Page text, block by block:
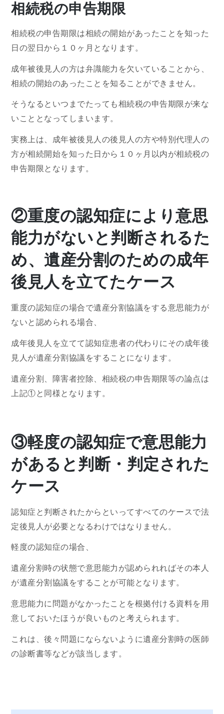
相続税の申告期限
相続税の申告期限は相続の開始があったことを知った
日の翌日から１０ヶ月となります。
成年被後見人の方は弁識能力を欠いていることから、
相続の開始のあったことを知ることができません。
そうなるといつまでたっても相続税の申告期限が来な
いこととなってしまいます。
実務上は、成年被後見人の後見人の方や特別代理人の
方が相続開始を知った日から１０ヶ月以内が相続税の
申告期限となります。
②重度の認知症により意思
能力がないと判断されるた
め、遺産分割のための成年
後見人を立てたケース
重度の認知症の場合で遺産分割協議をする意思能力が
ないと認められる場合、
成年後見人を立てて認知症患者の代わりにその成年後
見人が遺産分割協議をすることになります。
遺産分割、障害者控除、相続税の申告期限等の論点は
上記①と同様となります。
③軽度の認知症で意思能力
があると判断・判定された
ケース
認知症と判断されたからといってすべてのケースで法
定後見人が必要となるわけではなりません。
軽度の認知症の場合、
遺産分割時の状態で意思能力が認められればその本人
が遺産分割協議をすることが可能となります。
意思能力に問題がなかったことを根拠付ける資料を用
意しておいたほうが良いものと考えられます。
これは、後々問題にならないように遺産分割時の医師
の診断書等などが該当します。